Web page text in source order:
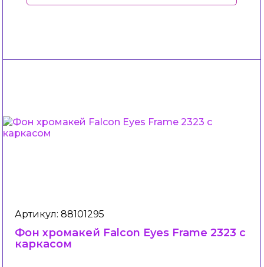
Артикул: 88101295
Фон хромакей Falcon Eyes Frame 2323 с
каркасом